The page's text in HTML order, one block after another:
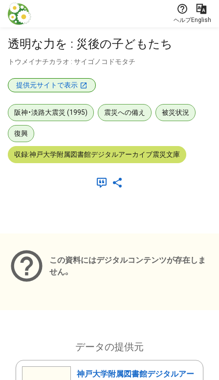
本文に飛ぶ
ヘルプEnglish
透明な力を : 災後の子どもたち
トウメイナチカラオ : サイゴノコドモタチ
提供元サイトで表示
阪神・淡路大震災 (1995) 震災への備え 被災状況
復興
収録:神戸大学附属図書館デジタルアーカイブ震災文庫
この資料にはデジタルコンテンツが存在しま
せん。
データの提供元
神戸大学附属図書館デジタルアー